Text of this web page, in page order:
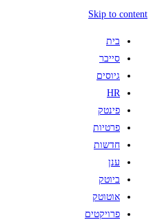
Skip to content
בית
סייבר
גיוסים
HR
פינטק
פרטיות
חדשות
ענן
ביוטק
אוטוטק
פרויקטים